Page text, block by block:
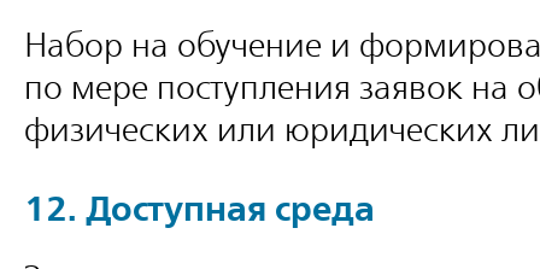
Набор на обучение и
по мере поступления заявок на
физических или юридических
12. Доступная среда